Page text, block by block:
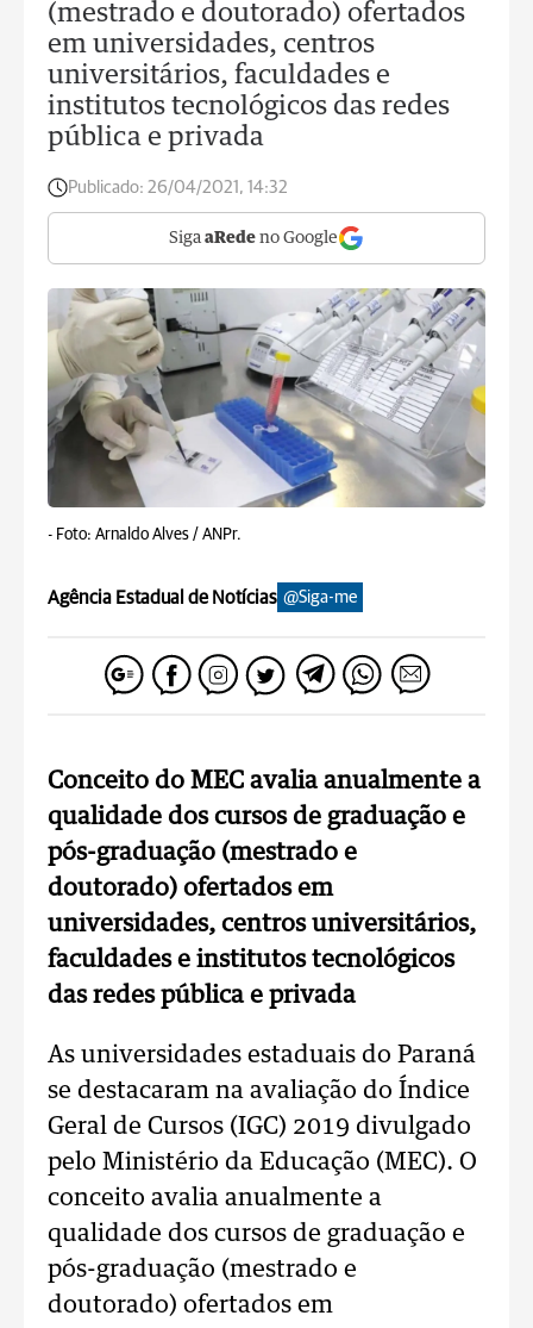
(mestrado e doutorado) ofertados
em universidades, centros
universitários, faculdades e
institutos tecnológicos das redes
pública e privada
Publicado: 26/04/2021, 14:32
Siga aRede no Google
- Foto: Arnaldo Alves / ANPr.
Agência Estadual de Notícias @Siga-me
Conceito do MEC avalia anualmente a
qualidade dos cursos de graduação e
pós-graduação (mestrado e
doutorado) ofertados em
universidades, centros universitários,
faculdades e institutos tecnológicos
das redes pública e privada
As universidades estaduais do Paraná
se destacaram na avaliação do Índice
Geral de Cursos (IGC) 2019 divulgado
pelo Ministério da Educação (MEC). O
conceito avalia anualmente a
qualidade dos cursos de graduação e
pós-graduação (mestrado e
doutorado) ofertados em